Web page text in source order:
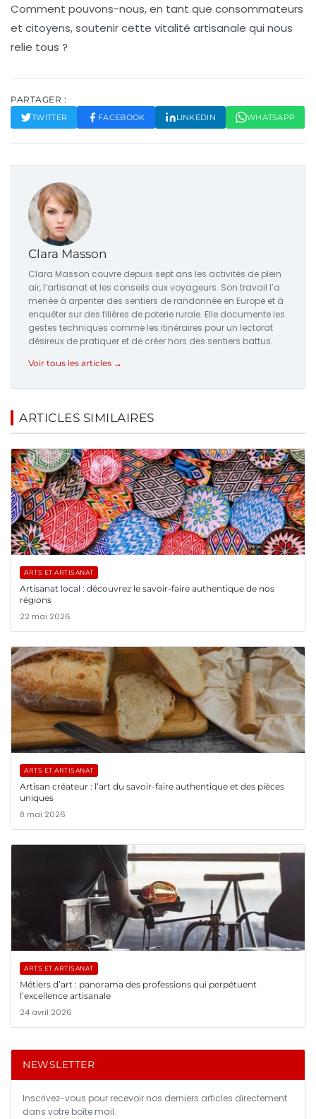
Comment pouvons-nous, en tant que consommateurs
et citoyens, soutenir cette vitalité artisanale qui nous
relie tous ?
PARTAGER :
TWITTER FACEBOOK LINKEDIN WHATSAPP
Clara Masson
Clara Masson couvre depuis sept ans les activités de plein
air, l’artisanat et les conseils aux voyageurs. Son travail l’a
menée à arpenter des sentiers de randonnée en Europe et à
enquêter sur des filières de poterie rurale. Elle documente les
gestes techniques comme les itinéraires pour un lectorat
désireux de pratiquer et de créer hors des sentiers battus.
Voir tous les articles →
ARTICLES SIMILAIRES
ARTS ET ARTISANAT
Artisanat local : découvrez le savoir-faire authentique de nos
régions
22 mai 2026
ARTS ET ARTISANAT
Artisan créateur : l’art du savoir-faire authentique et des pièces
uniques
8 mai 2026
ARTS ET ARTISANAT
Métiers d’art : panorama des professions qui perpétuent
l’excellence artisanale
24 avril 2026
NEWSLETTER
Inscrivez-vous pour recevoir nos derniers articles directement
dans votre boîte mail.